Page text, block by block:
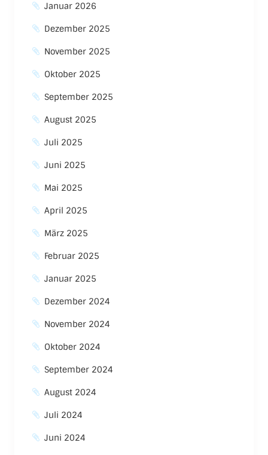
Januar 2026
Dezember 2025
November 2025
Oktober 2025
September 2025
August 2025
Juli 2025
Juni 2025
Mai 2025
April 2025
März 2025
Februar 2025
Januar 2025
Dezember 2024
November 2024
Oktober 2024
September 2024
August 2024
Juli 2024
Juni 2024